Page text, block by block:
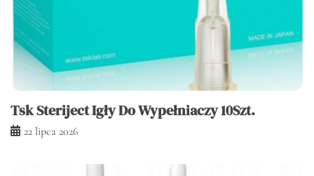
Tsk Steriject Igły Do Wypełniaczy 10Szt.
22 lipca 2026